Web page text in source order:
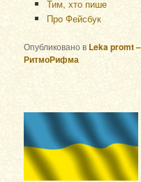
Тим, хто пише
Про Фейсбук
Опубликовано в Leka promt
РитмоРифма